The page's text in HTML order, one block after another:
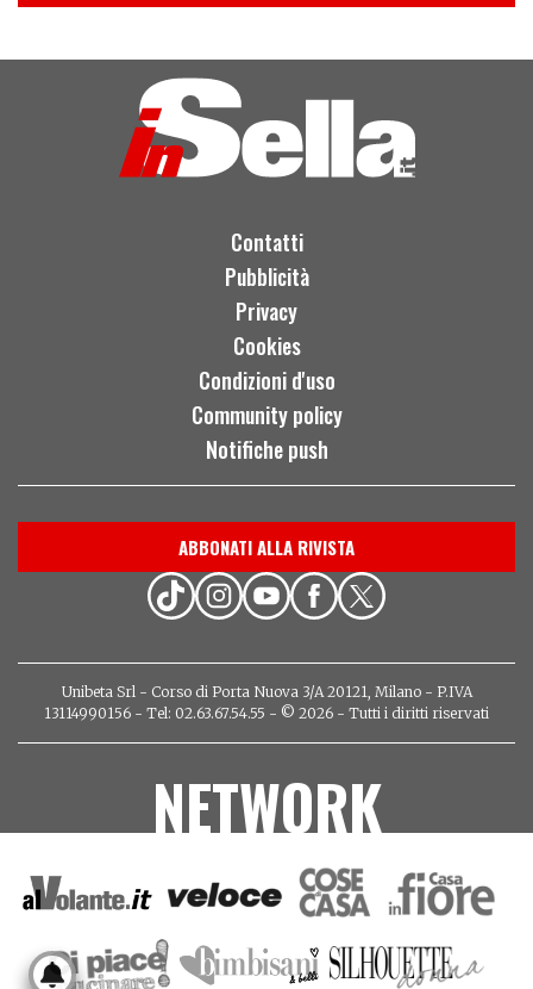
Contatti
Pubblicità
Privacy
Cookies
Condizioni d'uso
Community policy
Notifiche push
ABBONATI ALLA RIVISTA
Unibeta Srl - Corso di Porta Nuova 3/A 20121, Milano - P.IVA
13114990156 - Tel: 02.63.67.54.55 - © 2026 - Tutti i diritti riservati
NETWORK